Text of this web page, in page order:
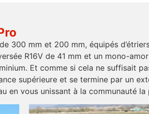
300 mm et 200 mm, équipés
R16V de 41 mm et un mono-
Et comme si cela ne suffisait
supérieure et se termine par un
en vous unissant à la communauté la